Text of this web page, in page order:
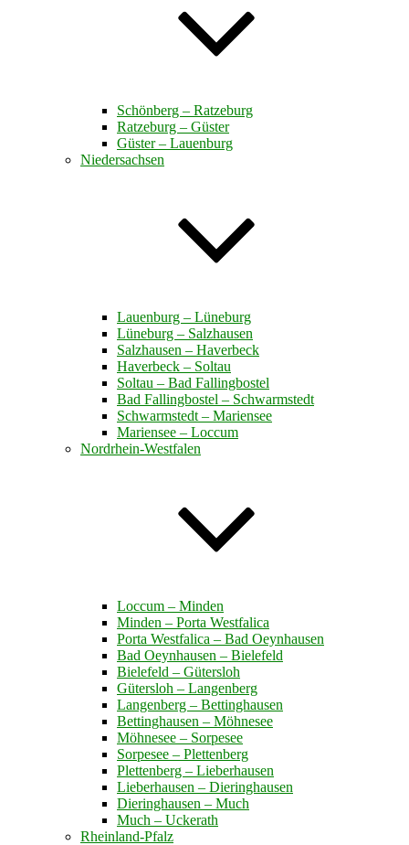
Schönberg – Ratzeburg
Ratzeburg – Güster
Güster – Lauenburg
Niedersachsen
Lauenburg – Lüneburg
Lüneburg – Salzhausen
Salzhausen – Haverbeck
Haverbeck – Soltau
Soltau – Bad Fallingbostel
Bad Fallingbostel – Schwarmstedt
Schwarmstedt – Mariensee
Mariensee – Loccum
Nordrhein-Westfalen
Loccum – Minden
Minden – Porta Westfalica
Porta Westfalica – Bad Oeynhausen
Bad Oeynhausen – Bielefeld
Bielefeld – Gütersloh
Gütersloh – Langenberg
Langenberg – Bettinghausen
Bettinghausen – Möhnesee
Möhnesee – Sorpesee
Sorpesee – Plettenberg
Plettenberg – Lieberhausen
Lieberhausen – Dieringhausen
Dieringhausen – Much
Much – Uckerath
Rheinland-Pfalz